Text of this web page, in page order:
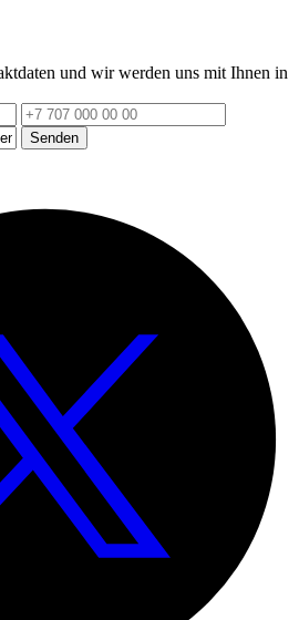
und wir werden uns mit Ihnen in
Senden